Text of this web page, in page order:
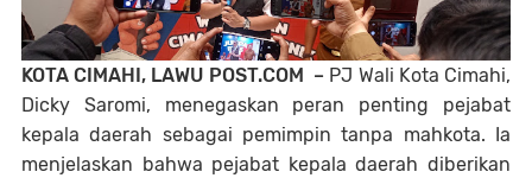
KOTA CIMAHI, LAWU POST.COM – PJ Wali Kota Cimahi,
Dicky Saromi, menegaskan peran penting pejabat
kepala daerah sebagai pemimpin tanpa mahkota. Ia
menjelaskan bahwa pejabat kepala daerah diberikan